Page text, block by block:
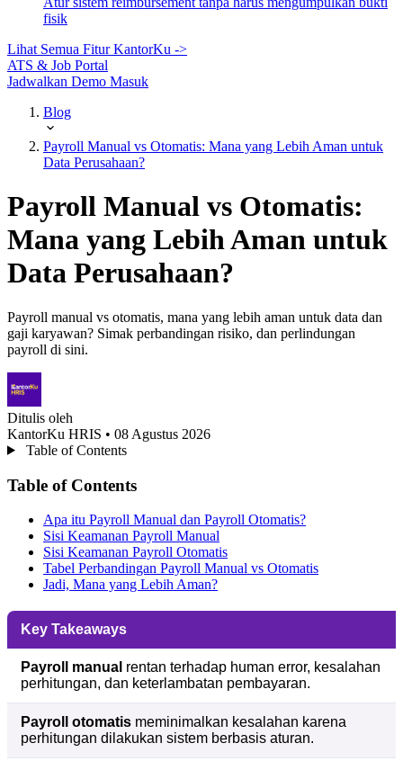
fisik
Lihat Semua Fitur KantorKu ->
ATS & Job Portal
Jadwalkan Demo Masuk
Blog
Payroll Manual vs Otomatis: Mana yang Lebih Aman untuk
Data Perusahaan?
Payroll Manual vs Otomatis:
Mana yang Lebih Aman untuk
Data Perusahaan?
Payroll manual vs otomatis, mana yang lebih aman untuk data dan
gaji karyawan? Simak perbandingan risiko, dan perlindungan
payroll di sini.
Ditulis oleh
KantorKu HRIS • 08 Agustus 2026
Table of Contents
Table of Contents
Apa itu Payroll Manual dan Payroll Otomatis?
Sisi Keamanan Payroll Manual
Sisi Keamanan Payroll Otomatis
Tabel Perbandingan Payroll Manual vs Otomatis
Jadi, Mana yang Lebih Aman?
Key Takeaways
Payroll manual rentan terhadap human error, kesalahan
perhitungan, dan keterlambatan pembayaran.
Payroll otomatis meminimalkan kesalahan karena
perhitungan dilakukan sistem berbasis aturan.